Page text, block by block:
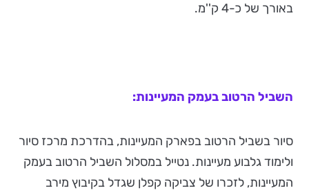
באורך של כ-4 ק''מ.
השביל הרטוב בעמק המעיינות:
סיור בשביל הרטוב בפארק המעיינות, בהדרכת מרכז סיור
ולימוד גלבוע מעיינות. נטייל במסלול השביל הרטוב בעמק
המעיינות, לזכרו של צביקה קפלן שגדל בקיבוץ מירב